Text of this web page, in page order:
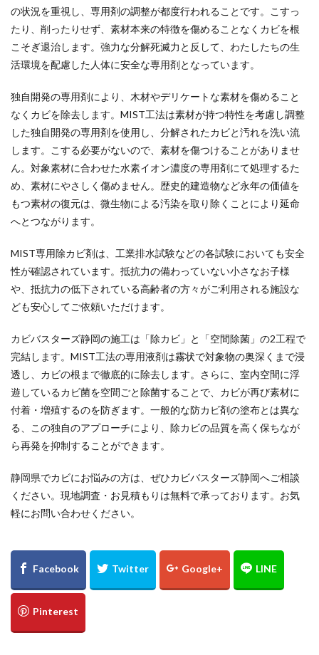
の状況を重視し、専用剤の調整が都度行われることです。こすっ
たり、削ったりせず、素材本来の特徴を傷めることなくカビを根
こそぎ退治します。強力な分解死滅力と反して、わたしたちの生
活環境を配慮した人体に安全な専用剤となっています。
独自開発の専用剤により、木材やデリケートな素材を傷めること
なくカビを除去します。MIST工法は素材が持つ特性を考慮し調整
した独自開発の専用剤を使用し、分解されたカビと汚れを洗い流
します。こする必要がないので、素材を傷つけることがありませ
ん。対象素材に合わせた水素イオン濃度の専用剤にて処理するた
め、素材にやさしく傷めません。歴史的建造物など永年の価値を
もつ素材の復元は、微生物による汚染を取り除くことにより延命
へとつながります。
MIST専用除カビ剤は、工業排水試験などの各試験においても安全
性が確認されています。抵抗力の備わっていない小さなお子様
や、抵抗力の低下されている高齢者の方々がご利用される施設な
ども安心してご依頼いただけます。
カビバスターズ静岡の施工は「除カビ」と「空間除菌」の2工程で
完結します。MIST工法の専用液剤は霧状で対象物の奥深くまで浸
透し、カビの根まで徹底的に除去します。さらに、室内空間に浮
遊しているカビ菌を空間ごと除菌することで、カビが再び素材に
付着・増殖するのを防ぎます。一般的な防カビ剤の塗布とは異な
る、この独自のアプローチにより、除カビの品質を高く保ちなが
ら再発を抑制することができます。
静岡県でカビにお悩みの方は、ぜひカビバスターズ静岡へご相談
ください。現地調査・お見積もりは無料で承っております。お気
軽にお問い合わせください。